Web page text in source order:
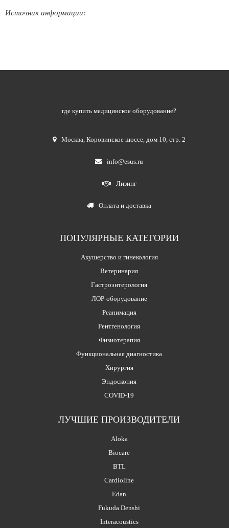
Источник информации:
где купить медицинское оборудование?
Москва,Коровинское шоссе, дом 10, стр. 2
info@esus.ru
Лизинг
Оплата и доставка
ПОПУЛЯРНЫЕ КАТЕГОРИИ
Акушерство и гинекология
Ветеринария
Гастроэнтерология
ЛОР-оборудование
Реанимация
Рентгенология
Физиотерапия
Функциональная диагностика
Хирургия
Эндоскопия
COVID-19
ЛУЧШИЕ ПРОИЗВОДИТЕЛИ
Aloka
Biocare
BTL
Cardioline
Edan
Fukuda Denshi
Interacoustics